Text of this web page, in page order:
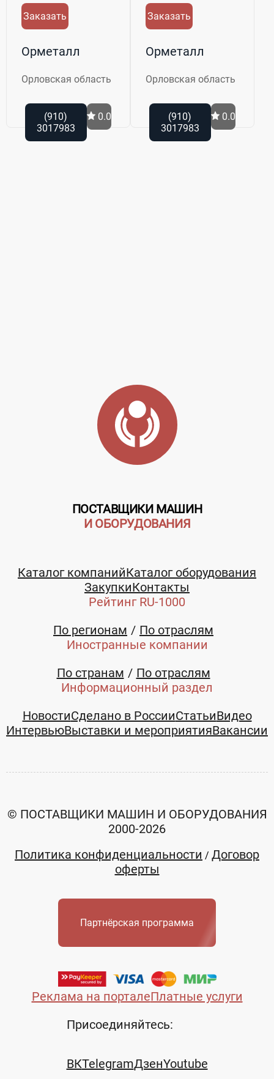
Заказать
Орметалл
Орловская область
(910)
3017983
0.0
Заказать
Орметалл
Орловская область
(910)
3017983
0.0
ПОСТАВЩИКИ МАШИН
И ОБОРУДОВАНИЯ
Каталог компанийКаталог оборудования
ЗакупкиКонтакты
Рейтинг RU-1000
По регионам
По отраслям
Иностранные компании
По странам
По отраслям
Информационный раздел
НовостиСделано в РоссииСтатьиВидео
ИнтервьюВыставки и мероприятияВакансии
Реклама на порталеПлатные услуги
© ПОСТАВЩИКИ МАШИН И ОБОРУДОВАНИЯ
2000-2026
Политика конфиденциальности / Договор
оферты
Партнёрская программа
Присоединяйтесь:
ВКTelegramДзенYoutube